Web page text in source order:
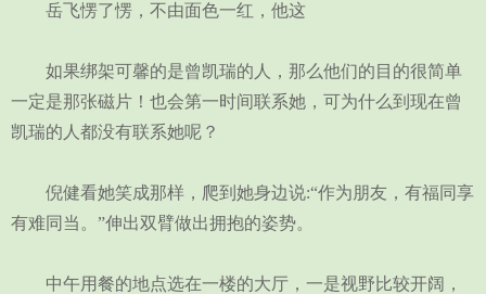
岳飞愣了愣，不由面色一红，他这
如果绑架可馨的是曾凯瑞的人，那么他们的目的很简单
一定是那张磁片！也会第一时间联系她，可为什么到现在曾
凯瑞的人都没有联系她呢？
倪健看她笑成那样，爬到她身边说:“作为朋友，有福同享
有难同当。”伸出双臂做出拥抱的姿势。
中午用餐的地点选在一楼的大厅，一是视野比较开阔，